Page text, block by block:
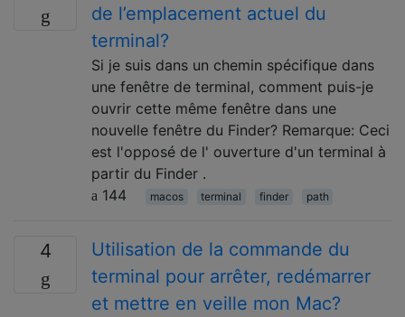
de l’emplacement actuel du
terminal?
Si je suis dans un chemin spécifique dans
une fenêtre de terminal, comment puis-je
ouvrir cette même fenêtre dans une
nouvelle fenêtre du Finder? Remarque: Ceci
est l'opposé de l' ouverture d'un terminal à
partir du Finder .
144
macos terminal finder path
4
Utilisation de la commande du
terminal pour arrêter, redémarrer
et mettre en veille mon Mac?